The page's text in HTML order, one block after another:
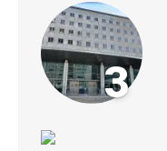
3